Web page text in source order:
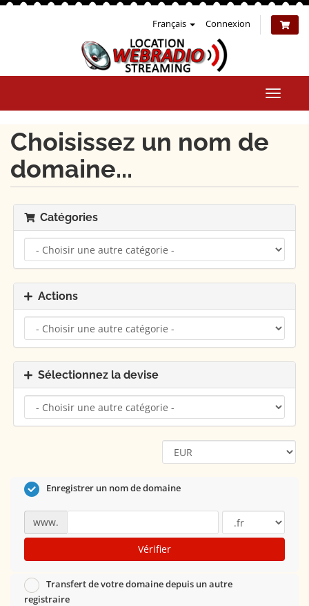
Français Connexion
la
Choisissez un nom de
domaine...
Catégories
Actions
Sélectionnez la devise
Enregistrer un nom de domaine
www.
Vérifier
Transfert de votre domaine depuis un autre
registraire